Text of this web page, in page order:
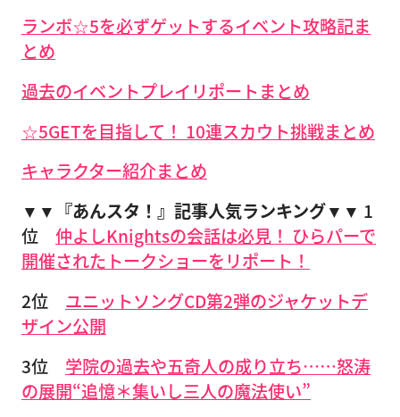
ランボ☆5を必ずゲットするイベント攻略記ま
とめ
過去のイベントプレイリポートまとめ
☆5GETを目指して！ 10連スカウト挑戦まとめ
キャラクター紹介まとめ
▼▼『あんスタ！』記事人気ランキング▼▼ 1
位 仲よしKnightsの会話は必見！ ひらパーで
開催されたトークショーをリポート！
2位 ユニットソングCD第2弾のジャケットデ
ザイン公開
3位 学院の過去や五奇人の成り立ち……怒涛
の展開“追憶＊集いし三人の魔法使い”